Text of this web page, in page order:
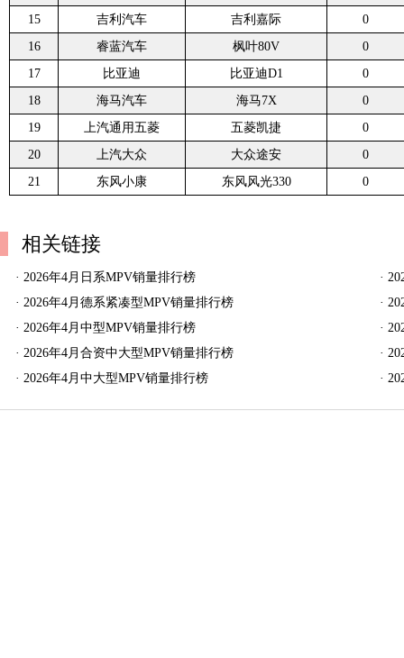
15 吉利汽车 吉利嘉际
0
16
睿蓝汽车 枫叶80V
0
17
比亚迪 比亚迪D1
0
18
海马汽车 海马7X
0
19
上汽通用五菱 五菱凯捷
0
20
上汽大众 大众途安
0
21
东风小康 东风风光330 0
相关链接
· 2026年4月日系MPV销量排行榜 ·
· 2026年4月德系紧凑型MPV销量排行榜 ·
· 2026年4月中型MPV销量排行榜 ·
· 2026年4月合资中大型MPV销量排行榜 ·
· 2026年4月中大型MPV销量排行榜 ·